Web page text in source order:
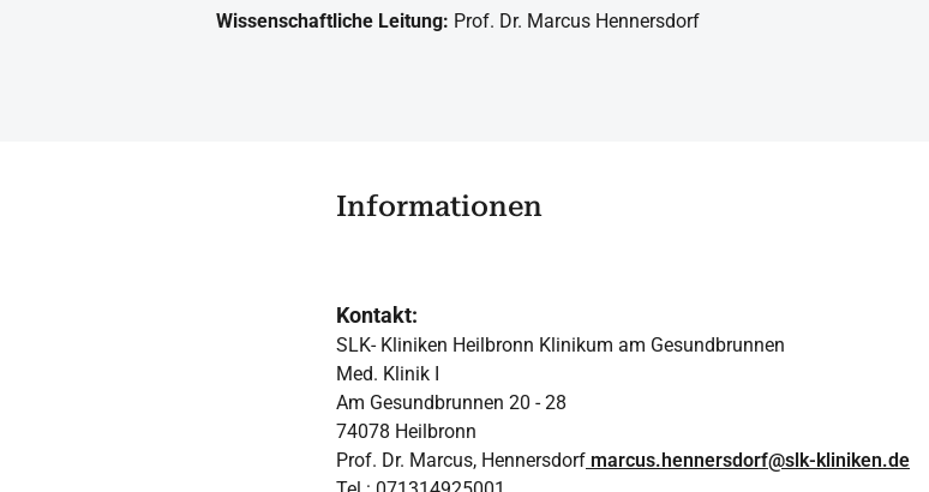
Wissenschaftliche Leitung: Prof. Dr. Marcus Hennersdorf
Informationen
Kontakt:
SLK- Kliniken Heilbronn Klinikum am Gesundbrunnen
Med. Klinik I
Am Gesundbrunnen 20 - 28
74078 Heilbronn
Prof. Dr. Marcus, Hennersdorf marcus.hennersdorf@slk-kliniken.de